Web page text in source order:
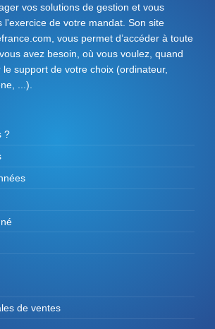
vos solutions de gestion et vous
l'exercice de votre mandat. Son site
vous permet d’accéder à toute
avez besoin, où vous voulez, quand
support de votre choix (ordinateur,
...).
?
de ventes